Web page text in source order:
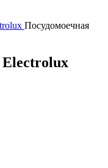
Посудомоечная